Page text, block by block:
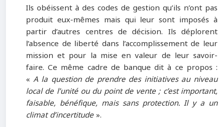
Ils obéissent à des codes de gestion qu’ils n’ont pas
produit eux-mêmes mais qui leur sont imposés à
partir d’autres centres de décision. Ils déplorent
l’absence de liberté dans l’accomplissement de leur
mission et pour la mise en valeur de leur savoir-
faire. Ce même cadre de banque dit à ce propos :
« A la question de prendre des initiatives au niveau
local de l’unité ou du point de vente ; c’est important,
faisable, bénéfique, mais sans protection. Il y a un
climat d’incertitude».